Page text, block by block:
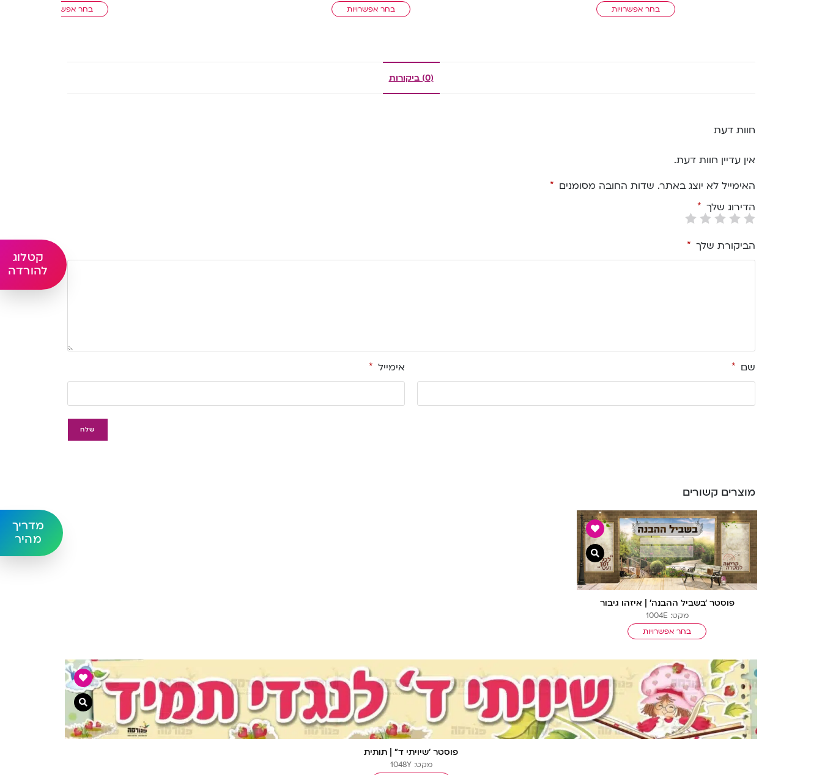
קטלוג
להורדה
מדריך
מהיר
בחר אפשרויות בחר אפשרויות בחר אפשרויות
(0) ביקורות
חוות דעת
אין עדיין חוות דעת.
האימייל לא יוצג באתר. שדות החובה מסומנים *
הדירוג שלך *
הביקורת שלך *
שם * אימייל *
מוצרים קשורים
פוסטר ‘בשביל ההבנה’ | איזהו גיבור
מקט: 1004E
בחר אפשרויות
צפייה מהירה
פוסטר ‘שיויתי ד” | תותית
מקט: 1048Y